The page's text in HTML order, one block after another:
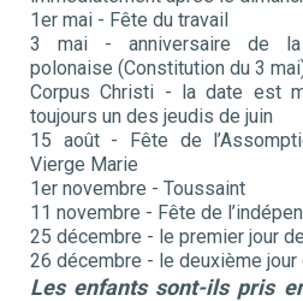
1er mai - Fête du travail
3 mai - anniversaire de la
polonaise (Constitution du 3
Corpus Christi - la date est
toujours un des jeudis de juin
15 août - Fête de
Vierge Marie
1er novembre - Toussaint
11 novembre - Fête de
25 décembre - le premier jour
26 décembre - le deuxième jour
Les enfants sont-ils pris